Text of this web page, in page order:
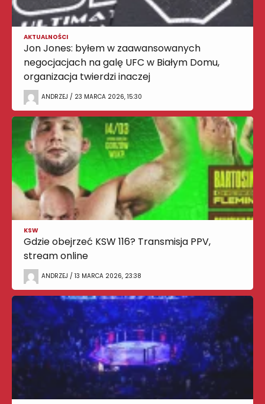
AKTUALNOŚCI
Jon Jones: byłem w zaawansowanych
negocjacjach na galę UFC w Białym Domu,
organizacja twierdzi inaczej
ANDRZEJ / 23 MARCA 2026, 15:30
KSW
Gdzie obejrzeć KSW 116? Transmisja PPV,
stream online
ANDRZEJ / 13 MARCA 2026, 23:38